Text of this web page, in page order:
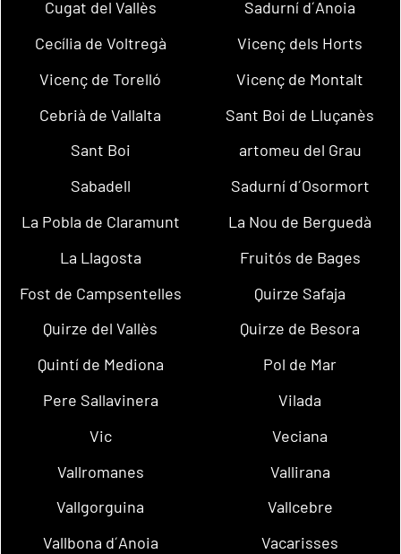
Cugat del Vallès
Sadurní d´Anoia
Cecília de Voltregà
Vicenç dels Horts
Vicenç de Torelló
Vicenç de Montalt
Cebrià de Vallalta
Sant Boi de Lluçanès
Sant Boi
artomeu del Grau
Sabadell
Sadurní d´Osormort
La Pobla de Claramunt
La Nou de Berguedà
La Llagosta
Fruitós de Bages
Fost de Campsentelles
Quirze Safaja
Quirze del Vallès
Quirze de Besora
Quintí de Mediona
Pol de Mar
Pere Sallavinera
Vilada
Vic
Veciana
Vallromanes
Vallirana
Vallgorguina
Vallcebre
Vallbona d´Anoia
Vacarisses